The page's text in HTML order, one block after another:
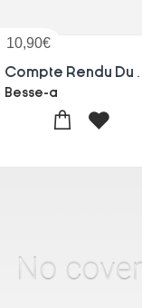
10,90€
Besse-a